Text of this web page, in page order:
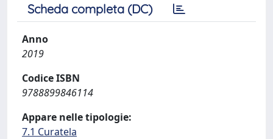
Scheda completa (DC)
Anno
2019
Codice ISBN
9788899846114
Appare nelle tipologie:
7.1 Curatela